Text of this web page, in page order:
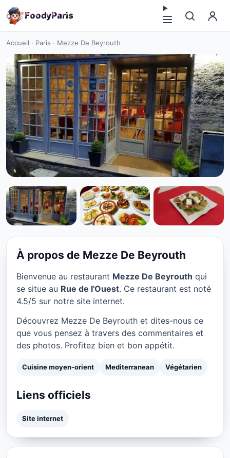
FoodyParis
Accueil · Paris · Mezze De Beyrouth
CUISINE MOYEN-ORIENT
Mezze De Beyrouth à Paris
★ 4.5/5
À propos de Mezze De Beyrouth
Bienvenue au restaurant Mezze De Beyrouth qui
se situe au Rue de l'Ouest. Ce restaurant est noté
4.5/5 sur notre site internet.
Découvrez Mezze De Beyrouth et dites-nous ce
que vous pensez à travers des commentaires et
des photos. Profitez bien et bon appétit.
Cuisine moyen-orient Mediterranean Végétarien
Liens officiels
Site internet